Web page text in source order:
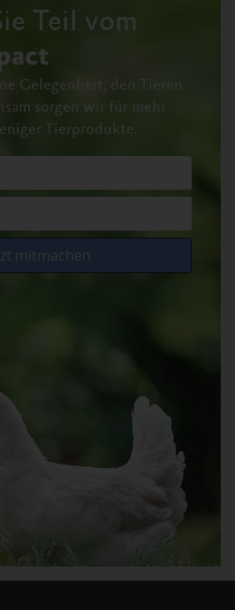
Teil vom
Gelegenheit, den Tieren
sorgen wir für mehr
Tierprodukte.